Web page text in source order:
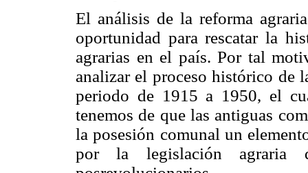
El análisis de la reforma
oportunidad para rescatar la
agrarias en el país. Por tal
analizar el proceso histórico de
periodo de 1915 a 1950, el
tenemos de que las antiguas
la posesión comunal un
por la legislación agraria